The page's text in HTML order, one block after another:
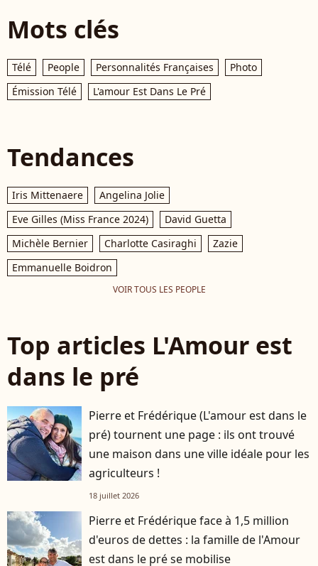
Mots clés
Télé People Personnalités Françaises
Photo
Émission Télé
L'amour Est Dans Le Pré
Tendances
Iris Mittenaere
Angelina Jolie
Eve Gilles (Miss France 2024)
David Guetta
Michèle Bernier
Charlotte Casiraghi
Zazie
Emmanuelle Boidron
VOIR TOUS LES PEOPLE
Top articles L'Amour est
dans le pré
Pierre et Frédérique (L'amour est dans le
pré) tournent une page : ils ont trouvé
une maison dans une ville idéale pour les
agriculteurs !
18 juillet 2026
Pierre et Frédérique face à 1,5 million
d'euros de dettes : la famille de l'Amour
est dans le pré se mobilise